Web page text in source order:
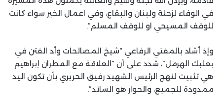
في الوفاء لزحلة ولبنان والبقاع، وفي اعمال الخير سواء كانت
للوقف المسيحي او للوقف المسلم”.
وإذ أشاد بالمفتي الرفاعي “شيخ المصالحات وأد الفتن في
بعلبك الهرمل”، شدد على أن “العلاقة مع المطران إبراهيم
هي تثبيت لنهج الرئيس الشهيد رفيق الحريري بأن تكون اليد
ممدودة للجميع، والحوار هو السائد”.